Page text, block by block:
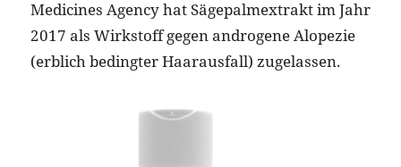
Medicines Agency hat Sägepalmextrakt im Jahr
2017 als Wirkstoff gegen androgene Alopezie
(erblich bedingter Haarausfall) zugelassen.